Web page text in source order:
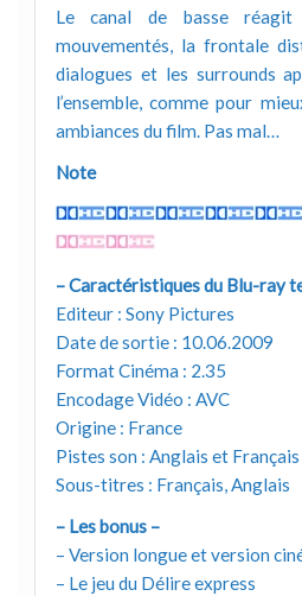
Le canal de basse
mouvementés, la frontale
dialogues et les surrounds
l’ensemble, comme pour
ambiances du film. Pas mal…
Note
– Caractéristiques du Blu-ray
Editeur : Sony Pictures
Date de sortie : 10.06.2009
Format Cinéma : 2.35
Encodage Vidéo : AVC
Origine : France
Pistes son : Anglais et
Sous-titres : Français, Anglais
– Les bonus –
– Version longue et version
– Le jeu du Délire express